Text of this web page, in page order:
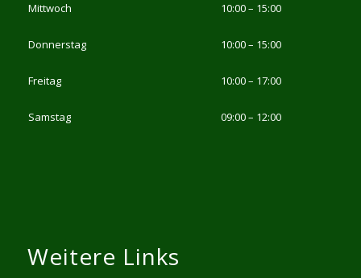
Mittwoch 10:00 – 15:00
Donnerstag 10:00 – 15:00
Freitag 10:00 – 17:00
Samstag 09:00 – 12:00
Weitere Links